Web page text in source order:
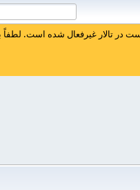
تالار غیرفعال شده است.